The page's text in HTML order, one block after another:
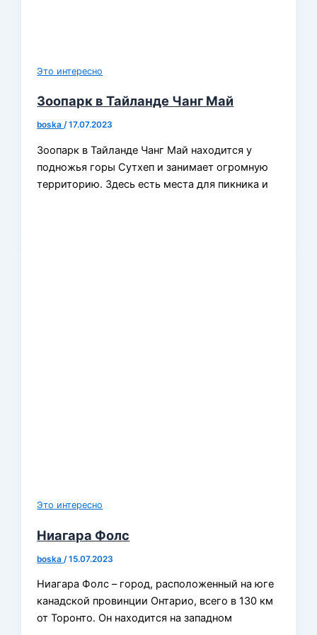
Это интересно
Зоопарк в Тайланде Чанг Май
boska/17.07.2023
Зоопарк в Тайланде Чанг Май находится у
подножья горы Сутхеп и занимает огромную
территорию. Здесь есть места для пикника и
Это интересно
Ниагара Фолс
boska /15.07.2023
Ниагара Фолс – город, расположенный на юге
канадской провинции Онтарио, всего в 130 км
от Торонто. Он находится на западном